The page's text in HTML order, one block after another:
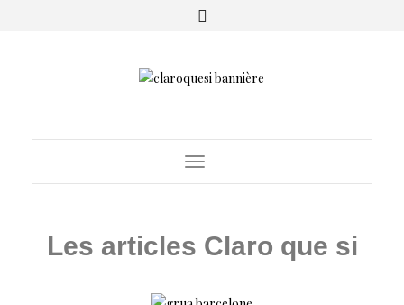
Toggle
Navigation
Les articles Claro que si